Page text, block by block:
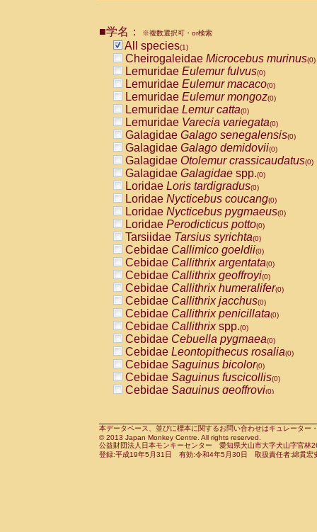
CebidaeCebus nigrivittatus
CebidaeCebus
CebidaeSaimiri boliviensis(0)
CebidaeSaimiri sciureus(0)
AtelidaeAlouatta caraya(0)
AtelidaeAlouatta fusca(0)
AtelidaeAlouatta seniculus
AtelidaeAlouattaspp.(0)
AtelidaeAteles belzebuth(0)
AtelidaeAteles geoffroyi(0)
AtelidaeAteles paniscus(0)
AtelidaeAtelesspp.(0)
Atelidae Lagothrix lagothricha
AtelidaeLagothrix lagothricha cana
PitheciidaeCacajao calvus
PitheciidaeCallicebus cupreus
PitheciidaeCallicebus donacophilus
PitheciidaeCallicebus moloch
PitheciidaeCallicebus torquatus
PitheciidaeCallicebusspp.(0)
PitheciidaeChiropotes satanas(0)
PitheciidaePithecia monachus
PitheciidaePithecia pithecia(0)
CercopithecidaeCercocebus agilis
CercopithecidaeCercocebus
CercopithecidaeCercocebus
CercopithecidaeCercocebus
CercopithecidaeCercocebus
CercopithecidaeCercocebushybrid
CercopithecidaePapio anubis(0)
CercopithecidaePapio cynocephalus
CercopithecidaePapio hamadryas(0)
■学名： ※複数選択可・or検索
All species(1)
Cheirogaleidae Microcebus murinus(0)
Lemuridae Eulemur fulvus(0)
Lemuridae Eulemur macaco(0)
Lemuridae Eulemur mongoz(0)
Lemuridae Lemur catta(0)
Lemuridae Varecia variegata(0)
Galagidae Galago senegalensis(0)
Galagidae Galago demidovii(0)
Galagidae Otolemur crassicaudatus(0)
Galagidae Galagidae spp.(0)
Loridae Loris tardigradus(0)
Loridae Nycticebus coucang(0)
Loridae Nycticebus pygmaeus(0)
Loridae Perodicticus potto(0)
Tarsiidae Tarsius syrichta(0)
Cebidae Callimico goeldii(0)
Cebidae Callithrix argentata(0)
Cebidae Callithrix geoffroyi(0)
Cebidae Callithrix humeralifer(0)
Cebidae Callithrix jacchus(0)
Cebidae Callithrix penicillata(0)
Cebidae Callithrixspp.(0)
Cebidae Cebuella pygmaea(0)
Cebidae Leontopithecus rosalia(0)
Cebidae Saguinus bicolor(0)
Cebidae Saguinus fuscicollis(0)
Cebidae Saguinus geoffroyi(0)
CebidaeSaguinus leucopus(0)
CebidaeSaguinus midas(0)
Cebidae Saguinus mystax(0)
本データベース、並びに標本に関するお問い合わせはキュレータ
© 2013 Japan Monkey Centre. All rights reserved.
公益財団法人日本モンキーセンター 愛知県犬山市大字犬山字官
登録:平成19年5月31日 有効:令和4年5月30日 取扱責任者:綿貫宏